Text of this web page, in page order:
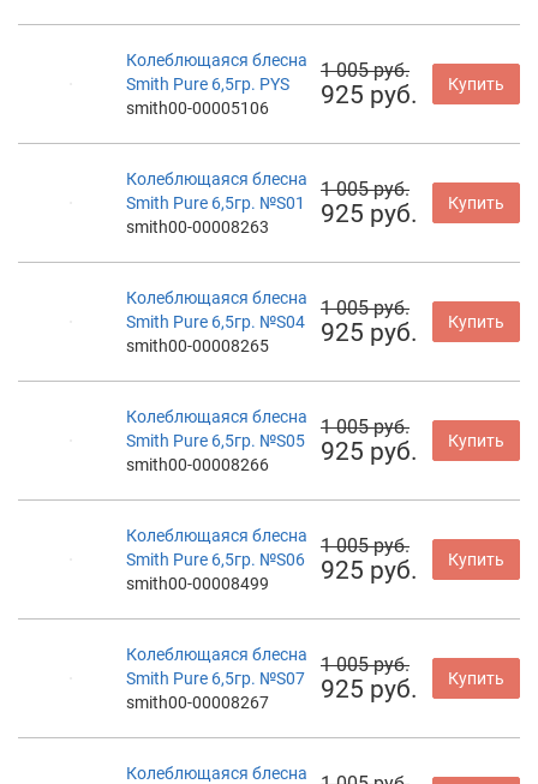
Колеблющаяся блесна
Smith Pure 6,5гр. PYS
smith00-00005106
1 005 руб.
925 руб. Купить
Колеблющаяся блесна
Smith Pure 6,5гр. №S01
smith00-00008263
1 005 руб.
925 руб. Купить
Колеблющаяся блесна
Smith Pure 6,5гр. №S04
smith00-00008265
1 005 руб.
925 руб. Купить
Колеблющаяся блесна
Smith Pure 6,5гр. №S05
smith00-00008266
1 005 руб.
925 руб. Купить
Колеблющаяся блесна
Smith Pure 6,5гр. №S06
smith00-00008499
1 005 руб.
925 руб. Купить
Колеблющаяся блесна
Smith Pure 6,5гр. №S07
smith00-00008267
1 005 руб.
925 руб. Купить
Колеблющаяся блесна